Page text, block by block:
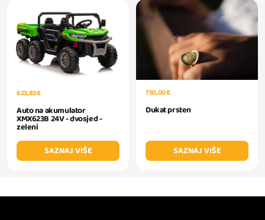
623,83 €
Auto na akumulator
XMX623B 24V - dvosjed -
zeleni
SAZNAJ VIŠE
750,00 €
Dukat prsten
SAZNAJ VIŠE